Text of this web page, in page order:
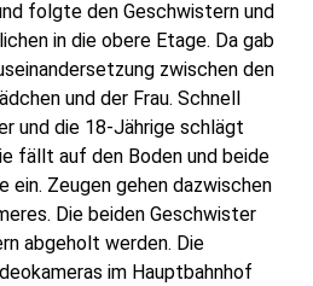
folgte den Geschwistern und
in die obere Etage. Da gab
zwischen den
und der Frau. Schnell
und die 18-Jährige schlägt
fällt auf den Boden und beide
ein. Zeugen gehen dazwischen
Die beiden Geschwister
abgeholt werden. Die
im Hauptbahnhof